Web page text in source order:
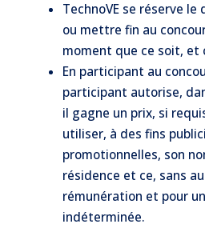
TechnoVE se réserve
ou mettre fin au
moment que ce soit, et
En participant au
participant autorise,
il gagne un prix, si
utiliser, à des fins
promotionnelles, son
résidence et ce, sans
rémunération et pour
indéterminée.